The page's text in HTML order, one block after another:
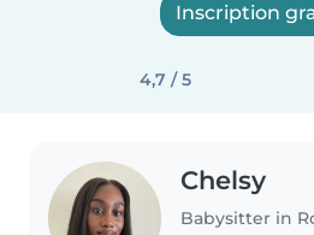
Inscription
4,7 / 5
Chelsy
Babysitter in